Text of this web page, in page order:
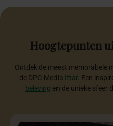
Hoogtepunten
Ontdek de meest memorabele
de DPG Media Iftar. Een
beleving en de unieke sfeer